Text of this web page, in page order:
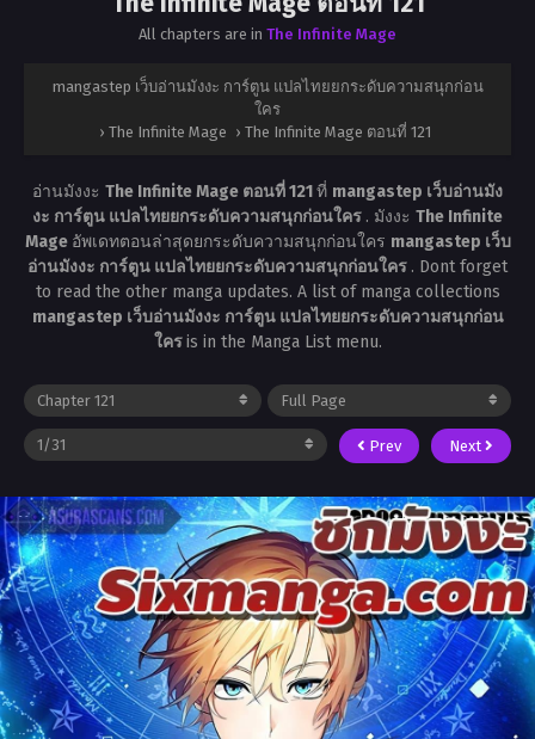
All chapters are in The Infinite Mage
mangastep เว็บอ่านมังงะ การ์ตูน แปลไทยยกระดับความสนุกก่อน
ใคร
› The Infinite Mage › The Infinite Mage ตอนที่ 121
อ่านมังงะ The Infinite Mage ตอนที่ 121ที่ mangastep เว็บอ่านมัง
งะ การ์ตูน แปลไทยยกระดับความสนุกก่อนใคร . มังงะ The Infinite
Mage อัพเดทตอนล่าสุดยกระดับความสนุกก่อนใคร mangastep เว็บ
อ่านมังงะ การ์ตูน แปลไทยยกระดับความสนุกก่อนใคร . Dont forget
to read the other manga updates. A list of manga collections
mangastep เว็บอ่านมังงะ การ์ตูน แปลไทยยกระดับความสนุกก่อน
ใครis in the Manga List menu.
Prev Next